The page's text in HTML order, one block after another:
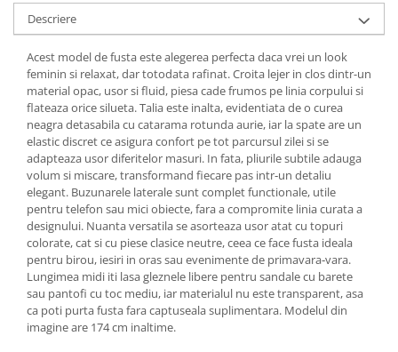
Descriere
Acest model de fusta este alegerea perfecta daca vrei un look
feminin si relaxat, dar totodata rafinat. Croita lejer in clos dintr-un
material opac, usor si fluid, piesa cade frumos pe linia corpului si
flateaza orice silueta. Talia este inalta, evidentiata de o curea
neagra detasabila cu catarama rotunda aurie, iar la spate are un
elastic discret ce asigura confort pe tot parcursul zilei si se
adapteaza usor diferitelor masuri. In fata, pliurile subtile adauga
volum si miscare, transformand fiecare pas intr‑un detaliu
elegant. Buzunarele laterale sunt complet functionale, utile
pentru telefon sau mici obiecte, fara a compromite linia curata a
designului. Nuanta versatila se asorteaza usor atat cu topuri
colorate, cat si cu piese clasice neutre, ceea ce face fusta ideala
pentru birou, iesiri in oras sau evenimente de primavara‑vara.
Lungimea midi iti lasa gleznele libere pentru sandale cu barete
sau pantofi cu toc mediu, iar materialul nu este transparent, asa
ca poti purta fusta fara captuseala suplimentara. Modelul din
imagine are 174 cm inaltime.